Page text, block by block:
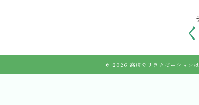
© 2026 高崎のリラクゼーション